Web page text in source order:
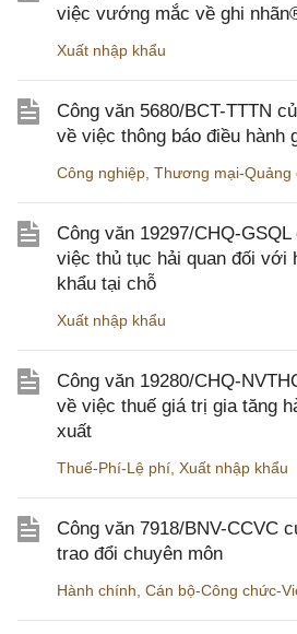
việc vướng mắc về ghi
Xuất nhập khẩu
Công văn 5680/BCT-TTTN
về việc thông báo điều hành
Công nghiệp Thương mại-Quảng
Công văn 19297/CHQ-
việc thủ tục hải quan đối với
khẩu tại chỗ
Xuất nhập khẩu
Công văn 19280/CHQ-
về việc thuế giá trị gia tăng
xuất
Thuế-Phí-Lệ phí Xuất nhập khẩu
Công văn 7918/BNV-CCVC
trao đổi chuyên môn
Hành chính Cán bộ-Công chức-